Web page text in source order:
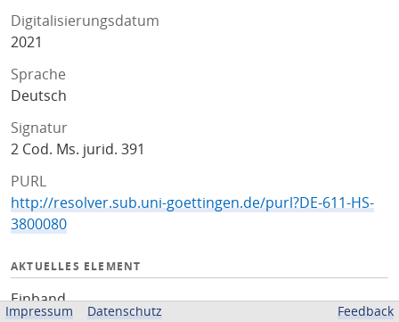
Digitalisierungsdatum
2021
Sprache
Deutsch
Signatur
2 Cod. Ms. jurid. 391
PURL
http://resolver.sub.uni-goettingen.de/purl?DE-611-HS-
3800080
AKTUELLES ELEMENT
Einband
Impressum Datenschutz Feedback